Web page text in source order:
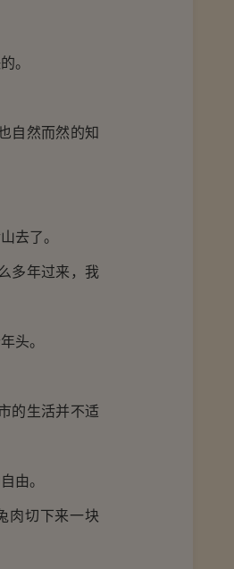
。
自然而然的知
去了。
多年过来，我
头。
的生活并不适
由。
肉切下来一块